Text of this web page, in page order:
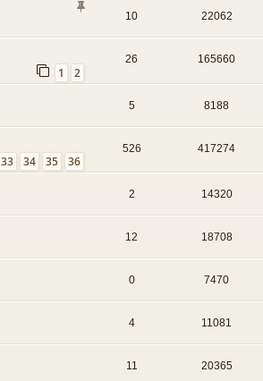
10 22062
1 2
26 165660
5 8188
33 34 35 36
526 417274
2 14320
12 18708
0 7470
4 11081
11 20365